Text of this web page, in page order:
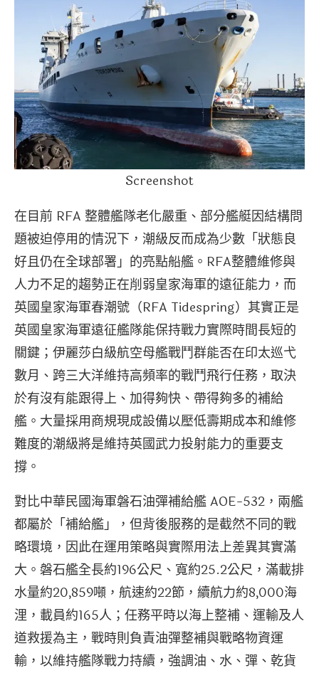
Screenshot
在目前 RFA 整體艦隊老化嚴重、部分艦艇因結構問
題被迫停用的情況下，潮級反而成為少數「狀態良
好且仍在全球部署」的亮點船艦。RFA整體維修與
人力不足的趨勢正在削弱皇家海軍的遠征能力，而
英國皇家海軍春潮號（RFA Tidespring）其實正是
英國皇家海軍遠征艦隊能保持戰力實際時間長短的
關鍵；伊麗莎白級航空母艦戰鬥群能否在印太巡弋
數月、跨三大洋維持高頻率的戰鬥飛行任務，取決
於有沒有能跟得上、加得夠快、帶得夠多的補給
艦。大量採用商規現成設備以壓低壽期成本和維修
難度的潮級將是維持英國武力投射能力的重要支
撐。
對比中華民國海軍磐石油彈補給艦 AOE-532，兩艦
都屬於「補給艦」，但背後服務的是截然不同的戰
略環境，因此在運用策略與實際用法上差異其實滿
大。磐石艦全長約196公尺、寬約25.2公尺，滿載排
水量約20,859噸，航速約22節，續航力約8,000海
浬，載員約165人；任務平時以海上整補、運輸及人
道救援為主，戰時則負責油彈整補與戰略物資運
輸，以維持艦隊戰力持續，強調油、水、彈、乾貨